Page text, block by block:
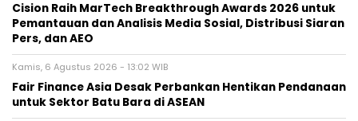
Cision Raih MarTech Breakthrough Awards 2026 untuk
Pemantauan dan Analisis Media Sosial, Distribusi Siaran
Pers, dan AEO
Kamis, 6 Agustus 2026 - 13:02 WIB
Fair Finance Asia Desak Perbankan Hentikan Pendanaan
untuk Sektor Batu Bara di ASEAN